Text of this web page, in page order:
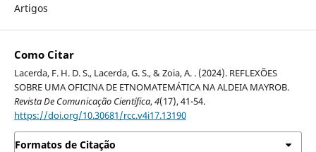
Artigos
Como Citar
Lacerda, F. H. D. S., Lacerda, G. S., & Zoia, A. . (2024). REFLEXÕES
SOBRE UMA OFICINA DE ETNOMATEMÁTICA NA ALDEIA MAYROB.
Revista De Comunicação Científica,4(17), 41-54.
https://doi.org/10.30681/rcc.v4i17.13190
Formatos de Citação